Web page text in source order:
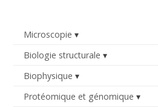
Microscopie
Biologie structurale
Biophysique
Protéomique et génomique